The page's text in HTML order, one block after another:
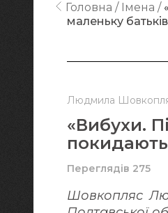
Людмила
«Вибухи.
Переглядів 275
Шовкопляс
Головна Імена
маленьку